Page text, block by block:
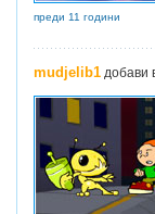
преди 11 години
mudjelib1 добави